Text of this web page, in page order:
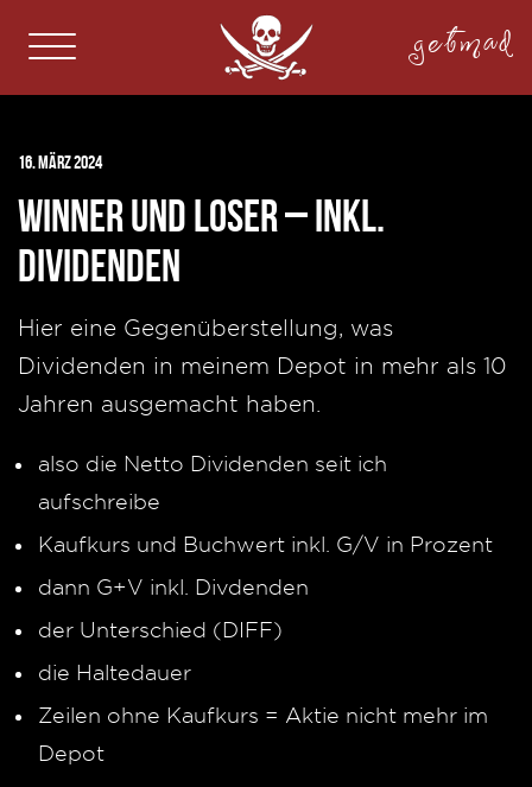
getmad
16. März 2024
Winner und Loser – inkl.
Dividenden
Hier eine Gegenüberstellung, was
Dividenden in meinem Depot in mehr als 10
Jahren ausgemacht haben.
also die Netto Dividenden seit ich
aufschreibe
Kaufkurs und Buchwert inkl. G/V in Prozent
dann G+V inkl. Divdenden
der Unterschied (DIFF)
die Haltedauer
Zeilen ohne Kaufkurs = Aktie nicht mehr im
Depot